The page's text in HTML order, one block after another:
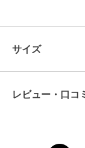
このワンピースは
夏から秋まで活躍し
フロントのボタン
サイズ
レビュー・口コ